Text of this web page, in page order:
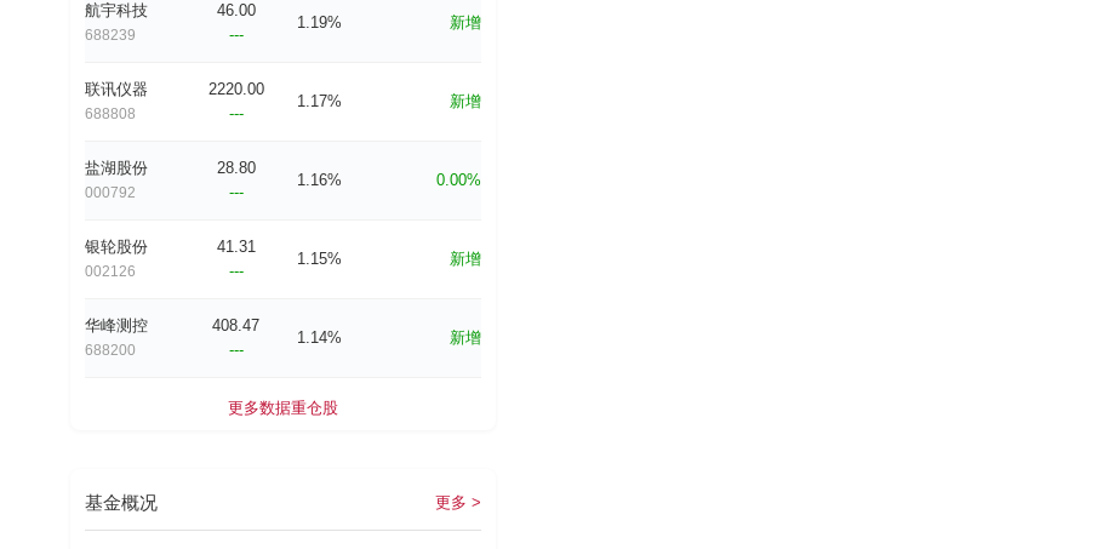
航宇科技
688239
46.00
---
1.19% 新增
联讯仪器
688808
2220.00
---
1.17% 新增
盐湖股份
000792
28.80
---
1.16% 0.00%
银轮股份
002126
41.31
---
1.15% 新增
华峰测控
688200
408.47
---
1.14% 新增
更多数据重仓股
基金概况 更多 >